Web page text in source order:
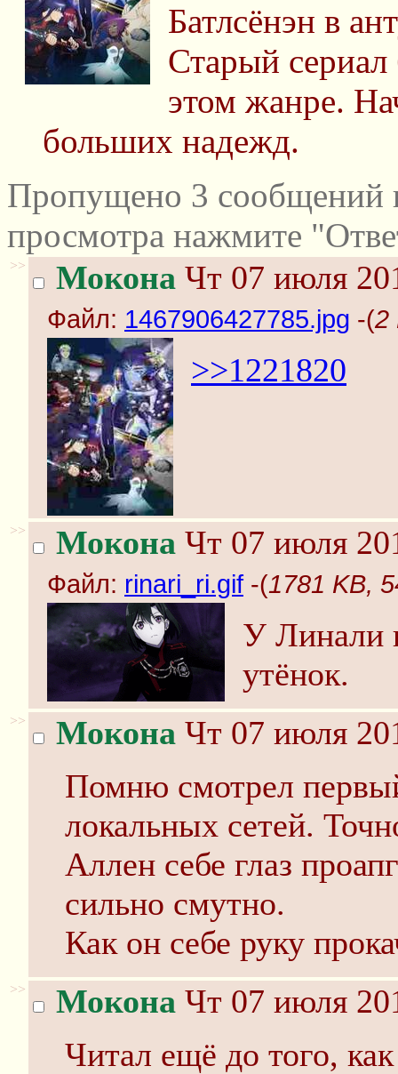
Батлсёнэн в
Старый
этом жанре.
больших надежд.
Пропущено 3 сообщений
просмотра нажмите
>> Мокона Чт 07 июля
Файл: 1467906427785.jpg -(2
>>1221820
>> Мокона Чт 07 июля
Файл: rinari_ri.gif -(1781 KB,
У Линали
утёнок.
>> Мокона Чт 07 июля
Помню смотрел
локальных сетей.
Аллен себе глаз
сильно смутно.
Как он себе руку
>> Мокона Чт 07 июля
Читал ещё до того,